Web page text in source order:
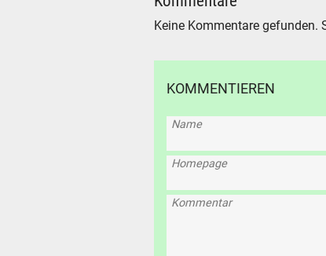
Keine Kommentare gefunden.
KOMMENTIEREN
Name
Homepage
Kommentar